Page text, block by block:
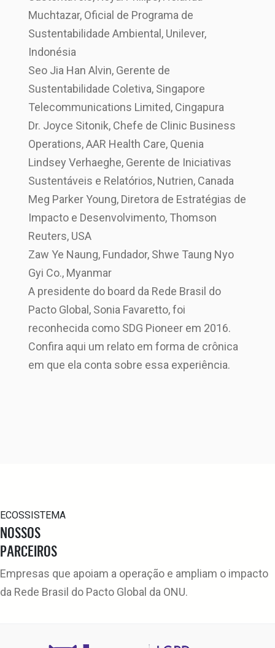
Muchtazar, Oficial de Programa de
Sustentabilidade Ambiental, Unilever,
Indonésia
Seo Jia Han Alvin, Gerente de
Sustentabilidade Coletiva, Singapore
Telecommunications Limited, Cingapura
Dr. Joyce Sitonik, Chefe de Clinic Business
Operations, AAR Health Care, Quenia
Lindsey Verhaeghe, Gerente de Iniciativas
Sustentáveis e Relatórios, Nutrien, Canada
Meg Parker Young, Diretora de Estratégias de
Impacto e Desenvolvimento, Thomson
Reuters, USA
Zaw Ye Naung, Fundador, Shwe Taung Nyo
Gyi Co., Myanmar
A presidente do board da Rede Brasil do
Pacto Global, Sonia Favaretto, foi
reconhecida como SDG Pioneer em 2016.
Confira aqui um relato em forma de crônica
em que ela conta sobre essa experiência.
ECOSSISTEMA
NOSSOS
PARCEIROS
Empresas que apoiam a operação e ampliam o impacto
da Rede Brasil do Pacto Global da ONU.